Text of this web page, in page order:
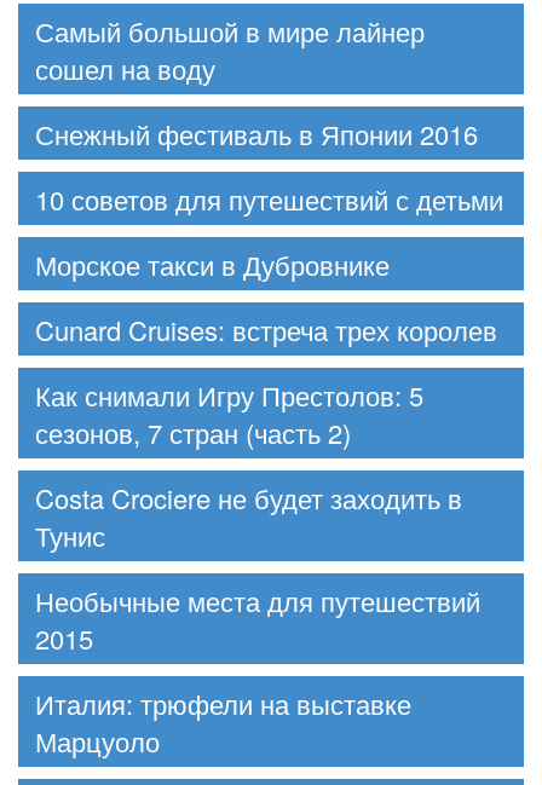
Самый большой в мире лайнер
сошел на воду
Снежный фестиваль в Японии 2016
10 советов для путешествий с детьми
Морское такси в Дубровнике
Cunard Cruises: встреча трех королев
Как снимали Игру Престолов: 5
сезонов, 7 стран (часть 2)
Costa Crociere не будет заходить в
Тунис
Необычные места для путешествий
2015
Италия: трюфели на выставке
Марцуоло